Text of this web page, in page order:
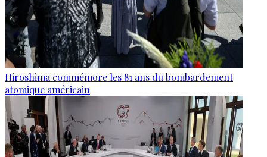
Hiroshima commémore les 81 ans du bombardement
atomique américain